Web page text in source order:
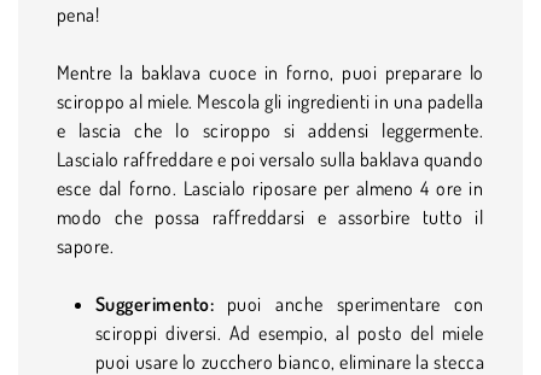
pena!
Mentre la baklava cuoce in forno, puoi preparare lo
sciroppo al miele. Mescola gli ingredienti in una padella
e lascia che lo sciroppo si addensi leggermente.
Lascialo raffreddare e poi versalo sulla baklava quando
esce dal forno. Lascialo riposare per almeno 4 ore in
modo che possa raffreddarsi e assorbire tutto il
sapore.
Suggerimento: puoi anche sperimentare con
sciroppi diversi. Ad esempio, al posto del miele
puoi usare lo zucchero bianco, eliminare la stecca